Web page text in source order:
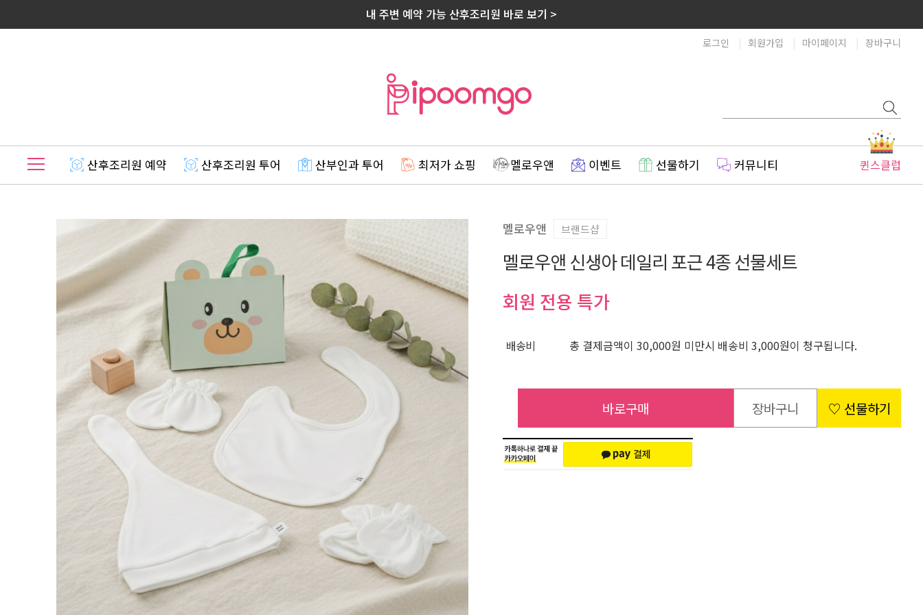
내 주변 예약 가능 산후조리원 바로 보기 >
로그인 회원가입 마이페이지 장바구니
산후조리원 예약 산후조리원 투어 산부인과 투어 최저가 쇼핑 멜로우앤 이벤트 선물하기 커뮤니티 퀸스클럽
멜로우앤 브랜드샵
멜로우앤 신생아 데일리 포근 4종 선물세트
회원 전용 특가
배송비 총 결제금액이 30,000원 미만시 배송비 3,000원이 청구됩니다.
바로구매 장바구니 ♡ 선물하기